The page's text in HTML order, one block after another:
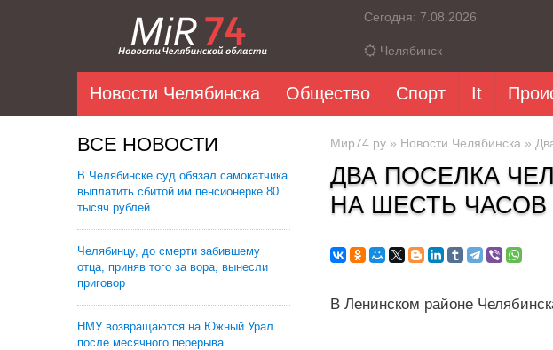
Сегодня: 7.08.2026
Челябинск
Новости Челябинска Общество Спорт It
ВСЕ НОВОСТИ
В Челябинске суд обязал самокатчика
выплатить сбитой им пенсионерке 80
тысяч рублей
Челябинцу, до смерти забившему
отца, приняв того за вора, вынесли
приговор
НМУ возвращаются на Южный Урал
после месячного перерыва
Мир74.ру » Новости Челябинска »
ДВА ПОСЕЛКА
НА ШЕСТЬ ЧАСОВ
В Ленинском районе